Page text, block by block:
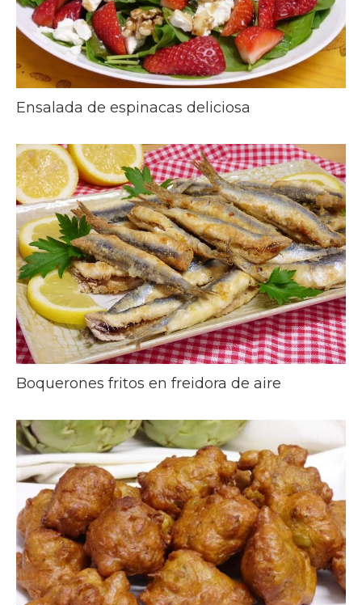
Ensalada de espinacas deliciosa
Boquerones fritos en freidora de aire